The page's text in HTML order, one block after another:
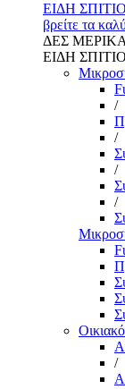
ΕΙΔΗ
βρείτε τα
ΔΕΣ
ΕΙΔΗ
/
/
/
/
/